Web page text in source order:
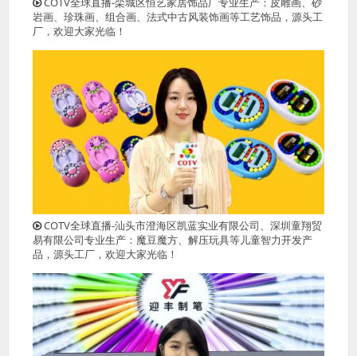
岩画、珍珠画、组合画、法式中古风装饰画等工艺饰品，源头工
厂，欢迎大家光临！
COTV全球直播-汕头市澄海区凯蓝实业有限公司、深圳童翔贸
易有限公司专业生产：魔豆魔方、解压玩具等儿童智力开发产
品，源头工厂，欢迎大家光临！